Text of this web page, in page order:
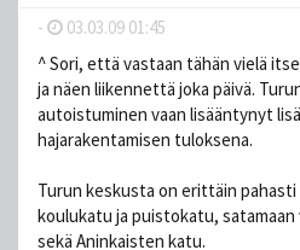
- 03.03.09 01:45
^ Sori, että vastaan tähän vielä
ja näen liikennettä joka päivä.
autoistuminen vaan lisääntynyt
hajarakentamisen tuloksena.
Turun keskusta on erittäin
koulukatu ja puistokatu,
sekä Aninkaisten katu.